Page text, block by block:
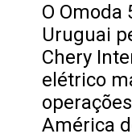
O Omoda
Uruguai
Chery
elétrico
América